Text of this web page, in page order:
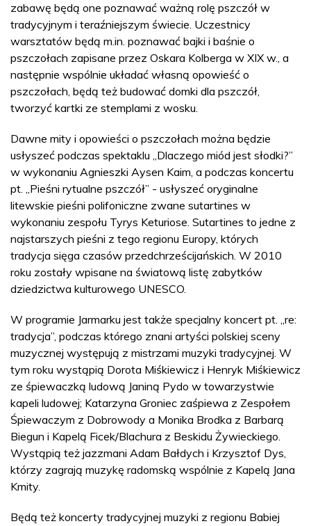
zabawę będą one poznawać ważną rolę pszczół w
tradycyjnym i teraźniejszym świecie. Uczestnicy
warsztatów będą m.in. poznawać bajki i baśnie o
pszczołach zapisane przez Oskara Kolberga w XIX w., a
następnie wspólnie układać własną opowieść o
pszczołach, będą też budować domki dla pszczół,
tworzyć kartki ze stemplami z wosku.
Dawne mity i opowieści o pszczołach można będzie
usłyszeć podczas spektaklu „Dlaczego miód jest słodki?”
w wykonaniu Agnieszki Aysen Kaim, a podczas koncertu
pt. „Pieśni rytualne pszczół” - usłyszeć oryginalne
litewskie pieśni polifoniczne zwane sutartines w
wykonaniu zespołu Tyrys Keturiose. Sutartines to jedne z
najstarszych pieśni z tego regionu Europy, których
tradycja sięga czasów przedchrześcijańskich. W 2010
roku zostały wpisane na światową listę zabytków
dziedzictwa kulturowego UNESCO.
W programie Jarmarku jest także specjalny koncert pt. „re:
tradycja”, podczas którego znani artyści polskiej sceny
muzycznej występują z mistrzami muzyki tradycyjnej. W
tym roku wystąpią Dorota Miśkiewicz i Henryk Miśkiewicz
ze śpiewaczką ludową Janiną Pydo w towarzystwie
kapeli ludowej; Katarzyna Groniec zaśpiewa z Zespołem
Śpiewaczym z Dobrowody a Monika Brodka z Barbarą
Biegun i Kapelą Ficek/Blachura z Beskidu Żywieckiego.
Wystąpią też jazzmani Adam Bałdych i Krzysztof Dys,
którzy zagrają muzykę radomską wspólnie z Kapelą Jana
Kmity.
Będą też koncerty tradycyjnej muzyki z regionu Babiej